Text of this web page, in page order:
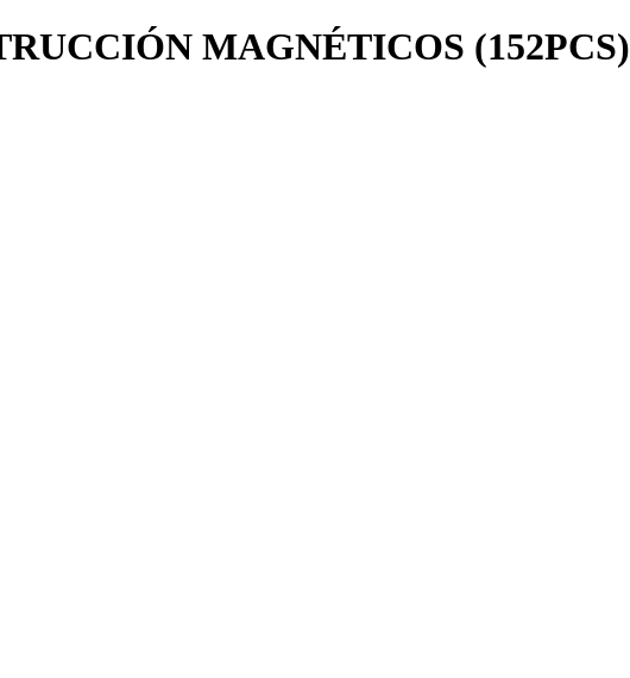
MAGNÉTICOS (152PCS)